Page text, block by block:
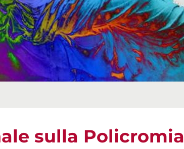
sulla Policromia